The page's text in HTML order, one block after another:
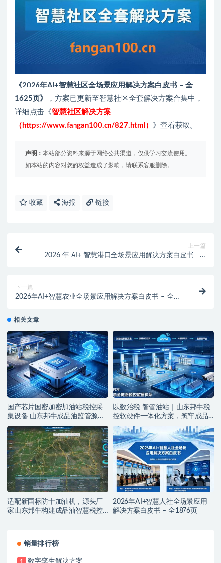
《2026年AI+智慧社区全场景应用解决方案白皮书 – 全
1625页》
，方案已更新至智慧社区全套解决方案合集中，
详细点击《智慧社区解决方案
（https://www.fangan100.cn/827.html） 》查看获取。
声明： 本站部分资料来源于网络公共渠道，仅供学习交流使用。
如本站的内容对您的权益造成了影响，请联系客服删除。
收藏 海报 链接
上一篇
2026 年 AI+ 智慧港口全场景应用解决方案白皮书 –
下一篇
2026年AI+智慧农业全场景应用解决方案白皮书 – 全
相关文章
国产芯片国密加密加油站税控采
集设备 山东邦牛成品油监管源头
厂家
以数治税 智管油站｜山东邦牛税
控软硬件一体化方案，筑牢成品
油全链条监管防线
适配新国标防十加油机，源头厂
家山东邦牛构建成品油智慧税控
2026年AI+智慧人社全场景应用
解决方案白皮书 – 全1876页
销量排行榜
1 数字孪生解决方案